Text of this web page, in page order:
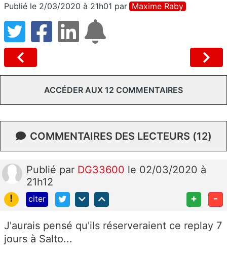
Publié le 2/03/2020 à 21h01 par Maxime Raby
ACCÉDER AUX 12 COMMENTAIRES
COMMENTAIRES DES LECTEURS (12)
Publié par DG33600 le 02/03/2020 à
21h12
!
citer + -
J'aurais pensé qu'ils réserveraient ce replay 7
jours à Salto...